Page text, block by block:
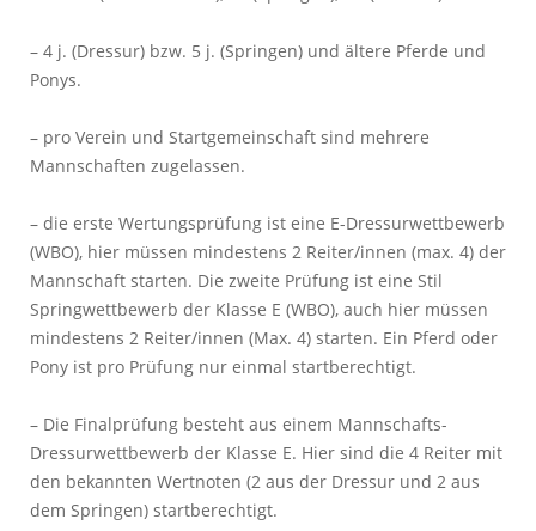
– 4 j. (Dressur) bzw. 5 j. (Springen) und ältere Pferde und
Ponys.
– pro Verein und Startgemeinschaft sind mehrere
Mannschaften zugelassen.
– die erste Wertungsprüfung ist eine E-Dressurwettbewerb
(WBO), hier müssen mindestens 2 Reiter/innen (max. 4) der
Mannschaft starten. Die zweite Prüfung ist eine Stil
Springwettbewerb der Klasse E (WBO), auch hier müssen
mindestens 2 Reiter/innen (Max. 4) starten. Ein Pferd oder
Pony ist pro Prüfung nur einmal startberechtigt.
– Die Finalprüfung besteht aus einem Mannschafts-
Dressurwettbewerb der Klasse E. Hier sind die 4 Reiter mit
den bekannten Wertnoten (2 aus der Dressur und 2 aus
dem Springen) startberechtigt.